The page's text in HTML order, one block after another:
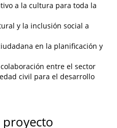
a la cultura para toda la
y la inclusión social a
en la planificación y
entre el sector
civil para el desarrollo
proyecto